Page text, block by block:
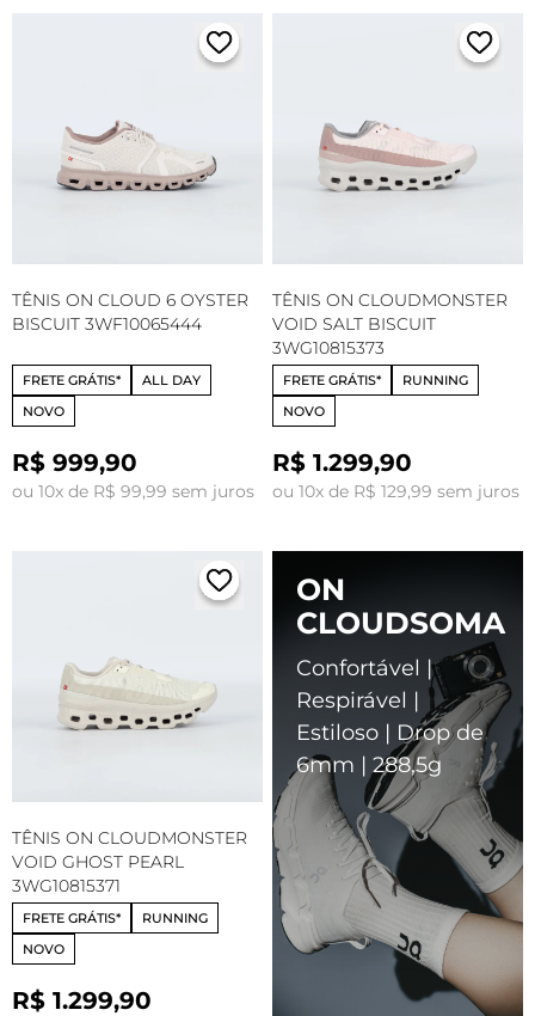
TÊNIS ON CLOUD 6 OYSTER
BISCUIT 3WF10065444
FRETE GRÁTIS*
ALL DAY
NOVO
R$ 999,90
ou 10x de R$ 99,99 sem juros
TÊNIS ON CLOUDMONSTER
VOID SALT BISCUIT
3WG10815373
FRETE GRÁTIS*
RUNNING
NOVO
R$ 1.299,90
ou 10x de R$ 129,99 sem juros
TÊNIS ON CLOUDMONSTER
VOID GHOST PEARL
3WG10815371
FRETE GRÁTIS*
RUNNING
NOVO
R$ 1.299,90
ON
CLOUDSOMA
Confortável |
Respirável |
Estiloso | Drop de
6mm | 288,5g